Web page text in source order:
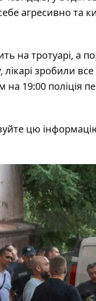
агресивно та
на тротуарі, а
зробили
на 19:00 поліція
цю